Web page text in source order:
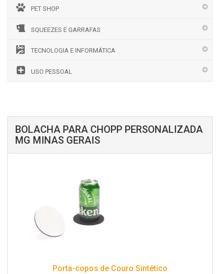
PET SHOP
SQUEEZES E GARRAFAS
TECNOLOGIA E INFORMÁTICA
USO PESSOAL
BOLACHA PARA CHOPP PERSONALIZADA
MG MINAS GERAIS
Porta-copos de Couro Sintético